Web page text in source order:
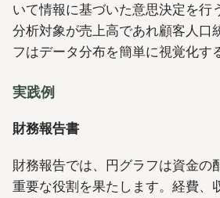
いて情報に基づいた意思決定を行
分析対象が売上高であれ顧客人口
フはデータ分布を簡単に視覚化す
実践例
財務報告書
財務報告では、円グラフは資金の
重要な役割を果たします。経費、